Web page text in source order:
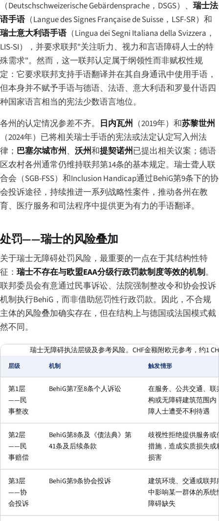
（Deutschschweizerische Gebärdensprache，DSGS）、 瑞士法
语手语（Langue des Signes Française de Suisse，LSF-SR）和
瑞士意大利语手语（Lingua dei Segni Italiana della Svizzera，
LIS-SI），并要求联邦"关注听力、视力和言语障碍人士的特
殊需求"。然而，这一联邦认定属于纲领性而非赋权性规
定：它要求联邦支持手语翻译并在其自身通讯中使用手语，
但本身并不赋予手语与德语、法语、意大利语和罗曼什语四
种国家语言相当的宪法少数语言地位。
各州的认定情况参差不齐。 日内瓦州 （2019年）和苏黎世州
（2024年）已将相关瑞士手语的宪法或法定认定写入州法
律； 巴塞尔城市州 、 沃州和提契诺州已提出相关议案；德语
区农村各州通常仍维持联邦第14条的基本规定。瑞士聋人联
合会（SGB-FSS）和Inclusion Handicap通过BehiG第9条下的协
会投诉途径，持续推进一系列战略性案件，推动各州在教
育、医疗服务和司法程序中提供更为有力的手语翻译。
处罚——瑞士的风险叠加
关于瑞士无障碍处罚风险，最重要的一点在于其结构性特
征： 瑞士不存在与欧盟EAA分级行政罚款制度等效的机制。
联邦委员会有意通过民事诉讼、法院强制整改令和协会投诉
机制执行BehiG，而非借助惩罚性行政罚款。因此，不合规
主体的风险叠加确实存在，但在结构上与德国或法国模式截
然不同。
瑞士无障碍执法层级及参考风险。CHF金额附欧元参考，约1
层级 机制 触发情形
第1层
——民
事整改
BehiG第7至8条个人诉讼
在服务、公共交通、联
构或无障碍建筑范围内
障人士遭受不利待遇
第2层
——民
事赔偿
BehiG第8条及《债法典》第
41条及后续条款
歧视性拒绝提供服务或
措施，造成实质损失或
损害
第3层
——协
会投诉
BehiG第9条协会投诉
建筑环境、交通或联邦
中影响某一群体的系统
障碍缺失